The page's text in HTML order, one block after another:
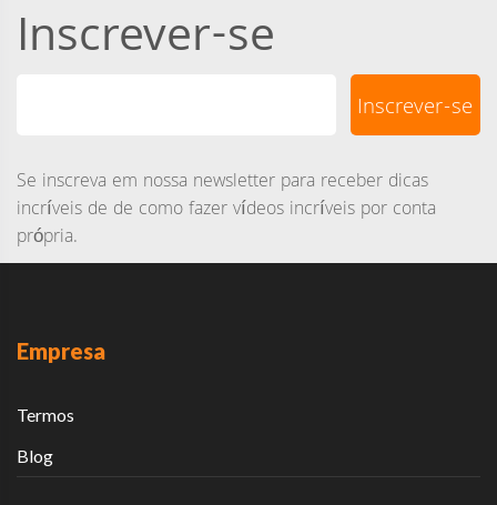
Inscrever-se
Se inscreva em nossa newsletter para receber dicas
incríveis de de como fazer vídeos incríveis por conta
própria.
Empresa
Termos
Blog